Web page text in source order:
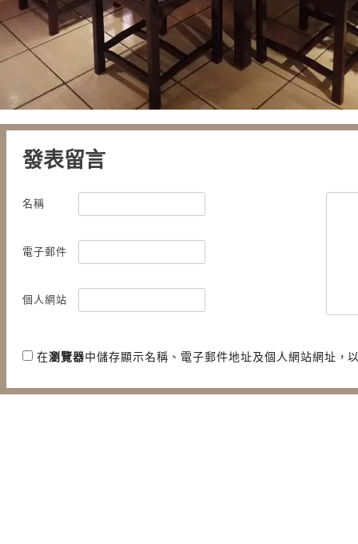
發表留言
名稱
電子郵件
個人網站
在瀏覽器中儲存顯示名稱、電子郵件地址及個人網站網址，